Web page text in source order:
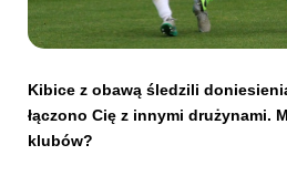
Kibice z obawą śledzili
łączono Cię z innymi drużynami.
klubów?